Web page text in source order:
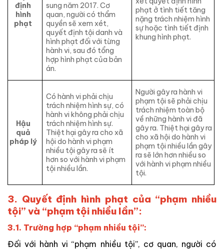
định
hình
phạt
sung năm 2017. Cơ
quan, người có thẩm
quyền sẽ xem xét,
quyết định tội danh và
hình phạt đối với từng
hành vi, sau đó tổng
hợp hình phạt của bản
án.
phạt ở tình tiết tăng
nặng trách nhiệm hình
sự hoặc tình tiết định
khung hình phạt.
Hậu
quả
pháp lý
Có hành vi phải chịu
trách nhiệm hình sự, có
hành vi không phải chịu
trách nhiệm hình sự.
Thiệt hại gây ra cho xã
hội do hành vi phạm
nhiều tội gây ra sẽ ít
hơn so với hành vi phạm
tội nhiều lần.
Người gây ra hành vi
phạm tội sẽ phải chịu
trách nhiệm toàn bộ
về những hành vi đã
gây ra. Thiệt hại gây ra
cho xã hội do hành vi
phạm tội nhiều lần gây
ra sẽ lớn hơn nhiều so
với hành vi phạm nhiều
tội.
3. Quyết định hình phạt của “phạm nhiều
tội” và “phạm tội nhiều lần”:
3.1. Trường hợp “phạm nhiều tội”:
Đối với hành vi “phạm nhiều tội”, cơ quan, người có